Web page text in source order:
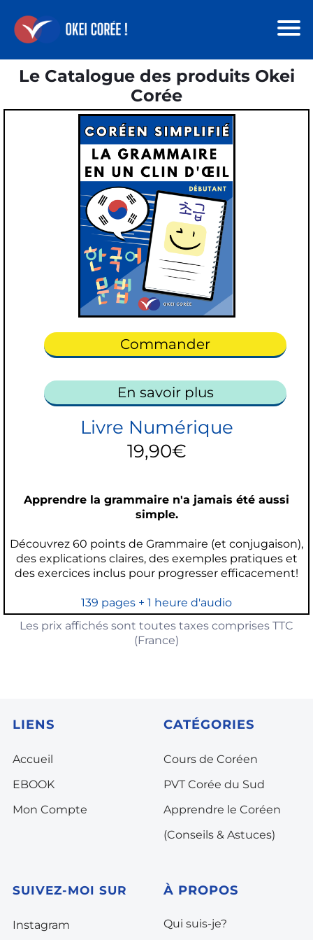
Le Catalogue des produits Okei
Corée
Commander
En savoir plus
Livre Numérique
19,90€
Apprendre la grammaire n'a jamais été aussi
simple.
Découvrez 60 points de Grammaire (et conjugaison),
des explications claires, des exemples pratiques et
des exercices inclus pour progresser efficacement!
139 pages + 1 heure d'audio
Les prix affichés sont toutes taxes comprises TTC
(France)
LIENS
Accueil
EBOOK
Mon Compte
CATÉGORIES
Cours de Coréen
PVT Corée du Sud
Apprendre le Coréen
(Conseils & Astuces)
SUIVEZ-MOI SUR
Instagram
À PROPOS
Qui suis-je?